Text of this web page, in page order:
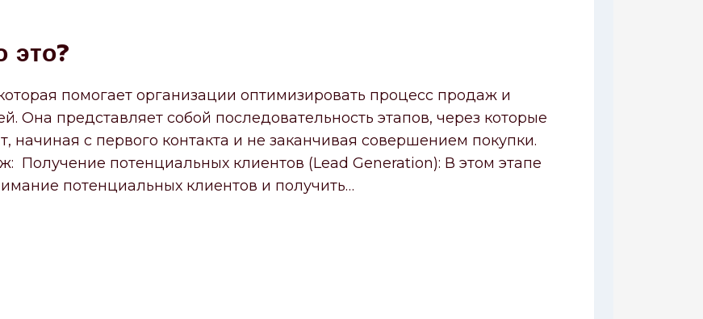
это?
помогает организации оптимизировать процесс продаж и
Она представляет собой последовательность этапов, через которые
начиная с первого контакта и не заканчивая совершением покупки.
Получение потенциальных клиентов (Lead Generation): В этом этапе
потенциальных клиентов и получить…